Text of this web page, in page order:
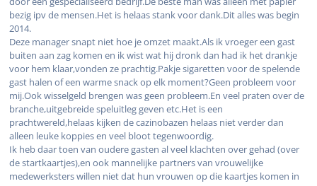
bezig ipv de mensen.Het is helaas stank voor dank.Dit alles was begin
2014.
Deze manager snapt niet hoe je omzet maakt.Als ik vroeger een gast
buiten aan zag komen en ik wist wat hij dronk dan had ik het drankje
voor hem klaar,vonden ze prachtig.Pakje sigaretten voor de spelende
gast halen of een warme snack op elk moment?Geen probleem voor
mij.Ook wisselgeld brengen was geen probleem.En veel praten over de
branche,uitgebreide speluitleg geven etc.Het is een
prachtwereld,helaas kijken de cazinobazen helaas niet verder dan
alleen leuke koppies en veel bloot tegenwoordig.
Ik heb daar toen van oudere gasten al veel klachten over gehad (over
de startkaartjes),en ook mannelijke partners van vrouwelijke
medewerksters willen niet dat hun vrouwen op die kaartjes komen in